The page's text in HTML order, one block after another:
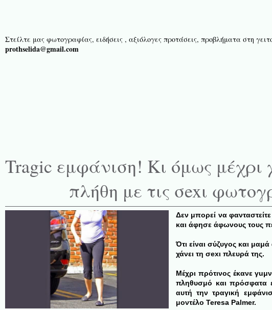
Στείλτε μας φωτογραφίας, ειδήσεις , αξιόλογες προτάσεις, προβλήματα στη
prothselida@gmail.com
Tragic εμφάνιση! Κι όμως
πλήθη με τις σexι
Δεν μπορεί να
και άφησε άφωνους τους
Ότι είναι σύζυγος και
χάνει τη σexι πλευρά της.
Μέχρι πρότινος έκανε
πληθυσμό και πρόσφατα
αυτή την τραγική
μοντέλο Teresa Palmer.